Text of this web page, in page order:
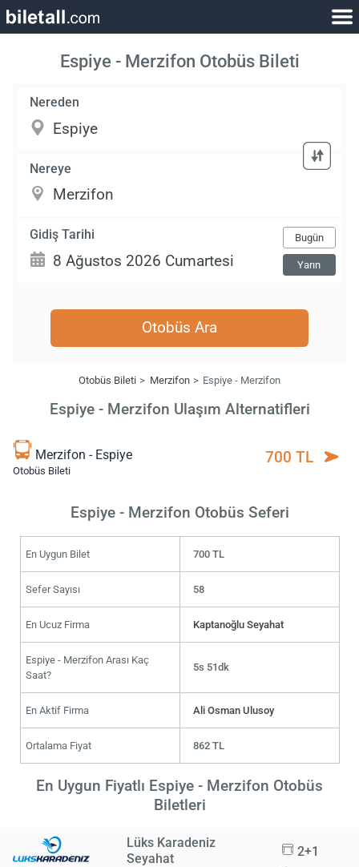
Espiye - Merzifon Otobüs Bileti
Nereden
Nereye
Gidiş Tarihi Bugün
Yarın
Otobüs Ara
Otobüs Bileti Merzifon Espiye - Merzifon
Espiye - Merzifon Ulaşım Alternatifleri
Merzifon - Espiye
Otobüs Bileti
700 TL
Espiye - Merzifon Otobüs Seferi
En Uygun Bilet 700 TL
Sefer Sayısı 58
En Ucuz Firma Kaptanoğlu Seyahat
Espiye - Merzifon Arası Kaç
Saat?
5s 51dk
En Aktif Firma Ali Osman Ulusoy
Ortalama Fiyat 862 TL
En Uygun Fiyatlı Espiye - Merzifon Otobüs
Biletleri
Lüks Karadeniz
Seyahat
2+1